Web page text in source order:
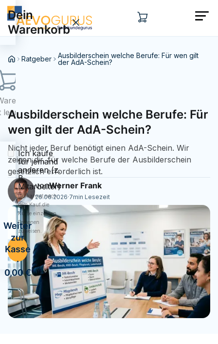
Dein
Warenkorb
leer...
Ich kaufe
für jemand
anderen (z.
B.
Mitarbeiter)
Du kannst nach
dem Kauf die
Kurse einzelnen
Personen
zuweisen.
Weiter
zur
Kasse
·
0,00 €
Ratgeber
Ausbilderschein welche Berufe: Für wen gilt
der AdA-Schein?
Ausbilderschein welche Berufe: Für
wen gilt der AdA-Schein?
Nicht jeder Beruf benötigt einen AdA-Schein. Wir
zeigen dir, für welche Berufe der Ausbilderschein
gesetzlich erforderlich ist.
vonWerner Frank
26.06.2026·7min Lesezeit